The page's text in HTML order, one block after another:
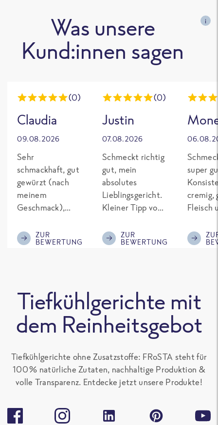
Was unsere
Kund:innen sagen
i
(0)
Claudia
09.08.2026
Sehr
schmackhaft, gut
gewürzt (nach
meinem
Geschmack),
Menge für den
'großen Hunger',
Gerichte, die kein
Paprika
enthalten, sehr
gern.
ZUR
BEWERTUNG
(0)
Justin
07.08.2026
Schmeckt richtig
gut, mein
absolutes
Lieblingsgericht.
Kleiner Tipp von
kleinen Schuss an
Sojasoße mit
besser.
ZUR
BEWERTUNG
super
cremig,
Fleisch
wir auf
nicht
Aber
Tiefkühlgerichte mit
dem Reinheitsgebot
Tiefkühlgerichte ohne Zusatzstoffe: FRoSTA steht für
100 % natürliche Zutaten, nachhaltige Produktion &
volle Transparenz. Entdecke jetzt unsere Produkte!